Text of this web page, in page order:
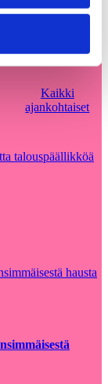
Kaikki
ajankohtaiset